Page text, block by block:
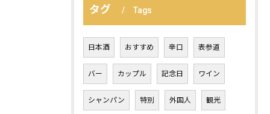
タグ Tags
日本酒 おすすめ 辛口 表参道
バー カップル 記念日 ワイン
シャンパン 特別 外国人 観光